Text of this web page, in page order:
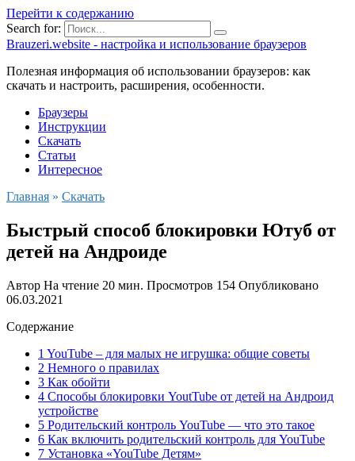
Перейти к содержанию
Search for:
Brauzeri.website - настройка и использование браузеров
Полезная информация об использовании браузеров: как
скачать и настроить, расширения, особенности.
Браузеры
Инструкции
Скачать
Статьи
Интересное
Главная » Скачать
Быстрый способ блокировки Ютуб от
детей на Андроиде
Автор На чтение 20 мин. Просмотров 154 Опубликовано
06.03.2021
Содержание
1 YouTube – для малых не игрушка: общие советы
2 Немного о правилах
3 Как обойти
4 Способы блокировки YoutTube от детей на Андроид
устройстве
5 Родительский контроль YouTube — что это такое
6 Как включить родительский контроль для YouTube
7 Установка «YouTube Детям»